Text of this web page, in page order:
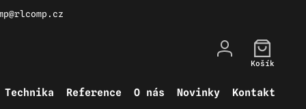
Technika Reference O nás Novinky Kontakt
Košík